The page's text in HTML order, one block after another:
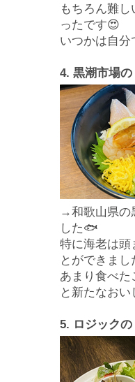
もちろん難
ったです😍
いつかは自
4. 黒潮市場
→和歌山県の
した🐟
特に海老は頭
とができまし
あまり食べ
と新たなお
5. ロジック